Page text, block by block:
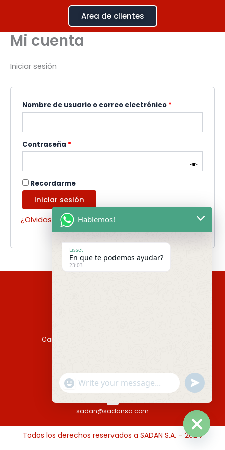
contenido
Area de clientes
Mi cuenta
Iniciar sesión
Nombre de usuario o correo electrónico *
Contraseña *
Requerido
Recordarme
Iniciar sesión
¿Olvidaste la contraseña?
Camino Casavalle 4387 Montevideo, Uruguay
Fax: (598) 2357 2727 int. 123
sadan@sadansa.com
Todos los derechos reservados a SADAN S.A. – 2024Hide
Hablemos!
Lisset
En que te podemos ayudar?
23:03
"+chaty_settings.lang.emoji_picker+"
WhatsApp
undefined